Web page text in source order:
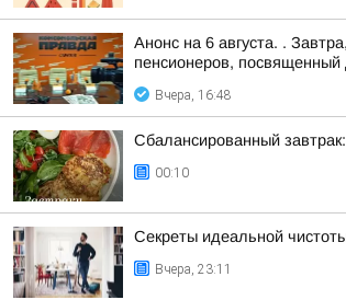
Анонс на 6 августа. .
пенсионеров, посвященный
Вчера, 16:48
Сбалансированный
00:10
Секреты идеальной
Вчера, 23:11